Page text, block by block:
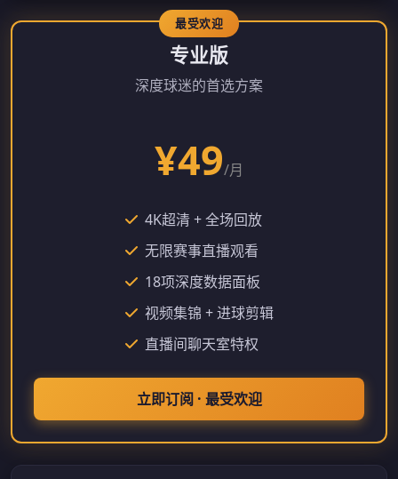
专业版
深度球迷的首选方案
¥49/月
4K超清 + 全场回放
无限赛事直播观看
18项深度数据面板
视频集锦 + 进球剪辑
直播间聊天室特权
立即订阅 · 最受欢迎